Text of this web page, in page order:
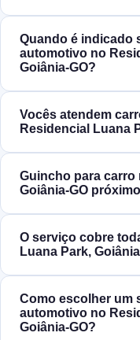
Quando é indicado
automotivo no
Goiânia‑GO?
Vocês atendem
Residencial Luana
Guincho para carro
Goiânia‑GO
O serviço cobre
Luana Park,
Como escolher um
automotivo no
Goiânia‑GO?